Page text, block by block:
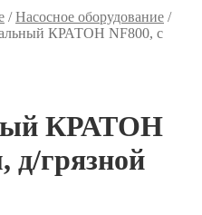
/Насосное оборудование /
КРАТОН NF800, с
КРАТОН
д/грязной